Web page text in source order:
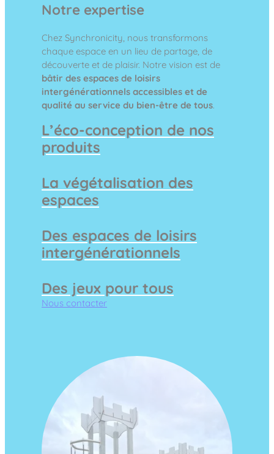
Notre expertise
Chez Synchronicity, nous transformons
chaque espace en un lieu de partage, de
découverte et de plaisir. Notre vision est de
bâtir des espaces de loisirs
intergénérationnels accessibles et de
qualité au service du bien-être de tous.
L’éco-conception de nos
produits
La végétalisation des
espaces
Des espaces de loisirs
intergénérationnels
Des jeux pour tous
Nous contacter